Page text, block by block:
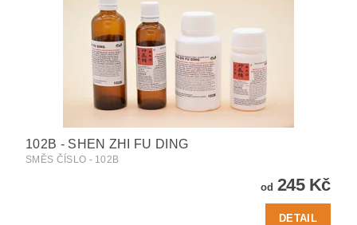
102B - SHEN ZHI FU DING
SMĚS ČÍSLO - 102B
od 245 Kč
DETAIL